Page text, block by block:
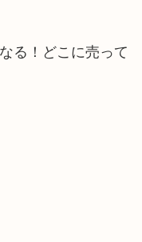
る！どこに売って